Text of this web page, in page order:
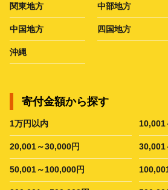
関東地方 中部地方
中国地方 四国地方
沖縄
寄付金額から探す
1万円以内 10,001
20,001～30,000円 30,001
50,001～100,000円